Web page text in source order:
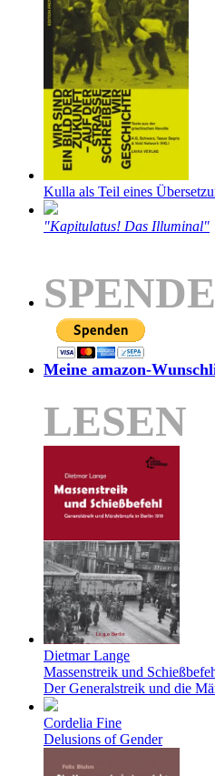
Kulla als Teil eines
"Kapitulatus! Das Illuminal"
Meine amazon-
LESEN
Dietmar Lange
Massenstreik und
Der Generalstreik und die
Cordelia Fine
Delusions of Gender